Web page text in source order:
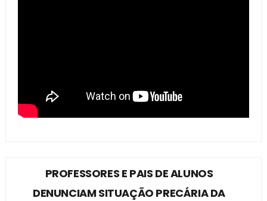
PROFESSORES E PAIS DE ALUNOS
DENUNCIAM SITUAÇÃO PRECÁRIA DA